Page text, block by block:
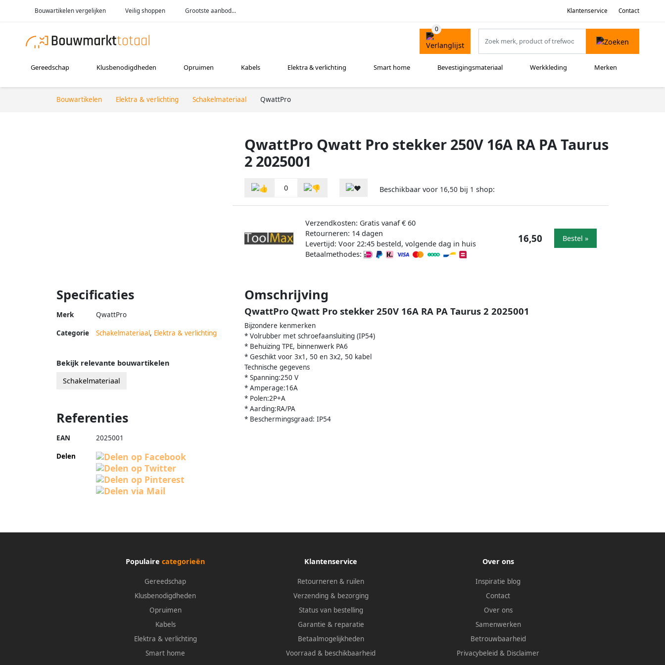
Bouwartikelen vergelijken Veilig shoppen Grootste aanbod... Klantenservice Contact
Gereedschap Klusbenodigdheden Opruimen Kabels Elektra & verlichting Smart home Bevestigingsmateriaal Werkkleding Merken
Bouwartikelen Elektra & verlichting Schakelmateriaal QwattPro
QwattPro Qwatt Pro stekker 250V 16A RA PA Taurus
2 2025001
0 Beschikbaar voor 16,50 bij 1 shop:
Verzendkosten: Gratis vanaf € 60
Retourneren: 14 dagen
Levertijd: Voor 22:45 besteld, volgende dag in huis
Betaalmethodes:
16,50 Bestel »
Specificaties
Merk QwattPro
Categorie Schakelmateriaal, Elektra & verlichting
Omschrijving
QwattPro Qwatt Pro stekker 250V 16A RA PA Taurus 2 2025001
Bijzondere kenmerken
* Volrubber met schroefaansluiting (IP54)
* Behuizing TPE, binnenwerk PA6
* Geschikt voor 3x1, 50 en 3x2, 50 kabel
Technische gegevens
* Spanning:250 V
* Amperage:16A
* Polen:2P+A
* Aarding:RA/PA
* Beschermingsgraad: IP54
Bekijk relevante bouwartikelen
Schakelmateriaal
Referenties
EAN 2025001
Delen
Populaire categorieën
Gereedschap
Klusbenodigdheden
Opruimen
Kabels
Elektra & verlichting
Smart home
Klantenservice
Retourneren & ruilen
Verzending & bezorging
Status van bestelling
Garantie & reparatie
Betaalmogelijkheden
Voorraad & beschikbaarheid
Over ons
Inspiratie blog
Contact
Over ons
Samenwerken
Betrouwbaarheid
Privacybeleid & Disclaimer